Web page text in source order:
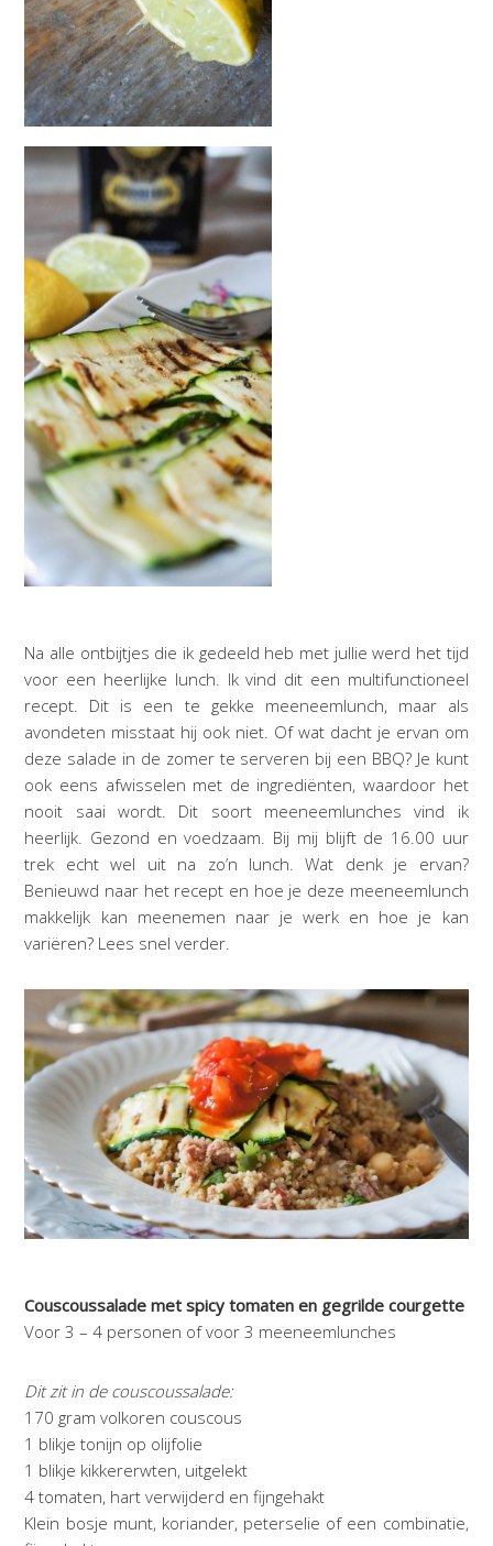
Na alle ontbijtjes die ik gedeeld heb met jullie werd het tijd
voor een heerlijke lunch. Ik vind dit een multifunctioneel
recept. Dit is een te gekke meeneemlunch, maar als
avondeten misstaat hij ook niet. Of wat dacht je ervan om
deze salade in de zomer te serveren bij een BBQ? Je kunt
ook eens afwisselen met de ingrediënten, waardoor het
nooit saai wordt. Dit soort meeneemlunches vind ik
heerlijk. Gezond en voedzaam. Bij mij blijft de 16.00 uur
trek echt wel uit na zo’n lunch. Wat denk je ervan?
Benieuwd naar het recept en hoe je deze meeneemlunch
makkelijk kan meenemen naar je werk en hoe je kan
variëren? Lees snel verder.
Couscoussalade met spicy tomaten en gegrilde courgette
Voor 3 – 4 personen of voor 3 meeneemlunches
Dit zit in de couscoussalade:
170 gram volkoren couscous
1 blikje tonijn op olijfolie
1 blikje kikkererwten, uitgelekt
4 tomaten, hart verwijderd en fijngehakt
Klein bosje munt, koriander, peterselie of een combinatie,